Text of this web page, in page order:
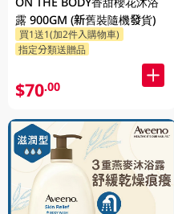
露 900GM (新舊裝隨機發貨)
買1送1(加2件入購物車)
指定分類送贈品
$70.00